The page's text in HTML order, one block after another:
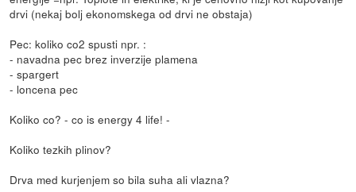
drvi (nekaj bolj ekonomskega od drvi ne obstaja)
Pec: koliko co2 spusti npr. :
- navadna pec brez inverzije plamena
- spargert
- loncena pec
Koliko co? - co is energy 4 life! -
Koliko tezkih plinov?
Drva med kurjenjem so bila suha ali vlazna?